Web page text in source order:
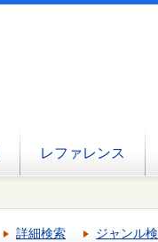
レファレンス
詳細検索 ジャンル